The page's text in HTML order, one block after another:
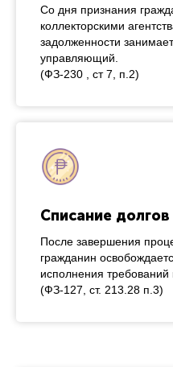
Со дня признания
коллекторскими
задолженности
управляющий.
(ФЗ-230 , ст 7, п.2)
Списание долгов
После завершения
гражданин
исполнения требований
(ФЗ-127, ст. 213.28 п.3)